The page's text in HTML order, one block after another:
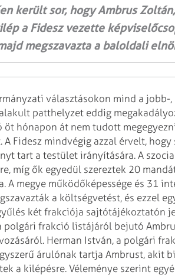
került sor, hogy Ambrus
a Fidesz vezette
megszavazta a baloldali
választásokon mind a jobb-
patthelyzet eddig
öt hónapon át nem tudott
A Fidesz mindvégig azzal érvelt,
tart a testület irányítására. A
míg ők egyedül szereztek 20
A megye működőképessége és 31
a költségvetést, és ezzel
két frakciója sajtótájékoztatón
polgári frakció listájáról bejutó
Herman István, a polgári
árulónak tartja Ambrust, akit
a kilépésre. Véleménye szerint